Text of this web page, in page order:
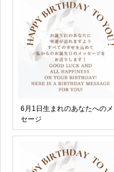
6月1日生まれのあなたへのメ
セージ